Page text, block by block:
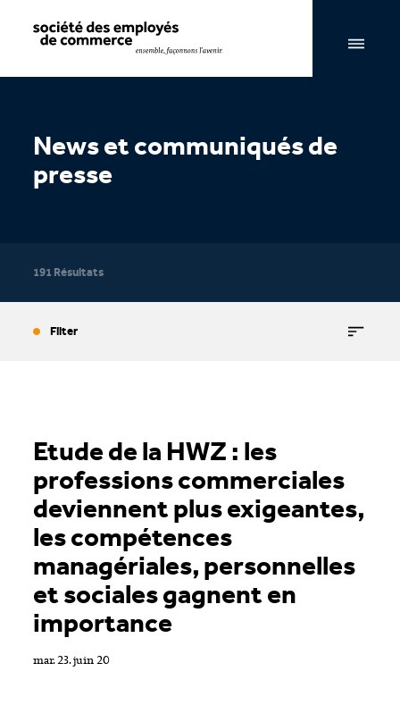
News et communiqués de
presse
191 Résultats
Filter
News & Communiqués de presse
Etudes & Enquêtes
Newsletter
Notre blog: actualités autour de la formation et de l'emploi
[Missive des temps futurs]
Art
Etude de la HWZ : les
professions commerciales
deviennent plus exigeantes,
les compétences
managériales, personnelles
et sociales gagnent en
importance
mar. 23. juin 20